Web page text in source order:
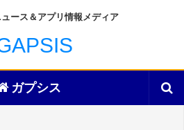
ース＆アプリ情報メディア
ガプシス